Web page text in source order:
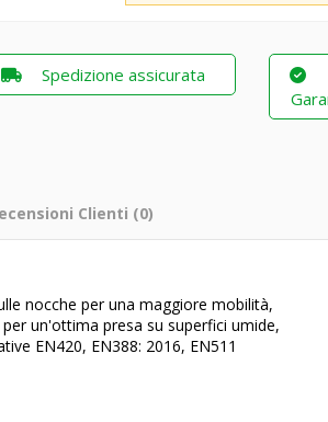
Spedizione assicurata
Clienti (0)
nocche per una maggiore mobilità,
un'ottima presa su superfici umide,
EN420, EN388: 2016, EN511